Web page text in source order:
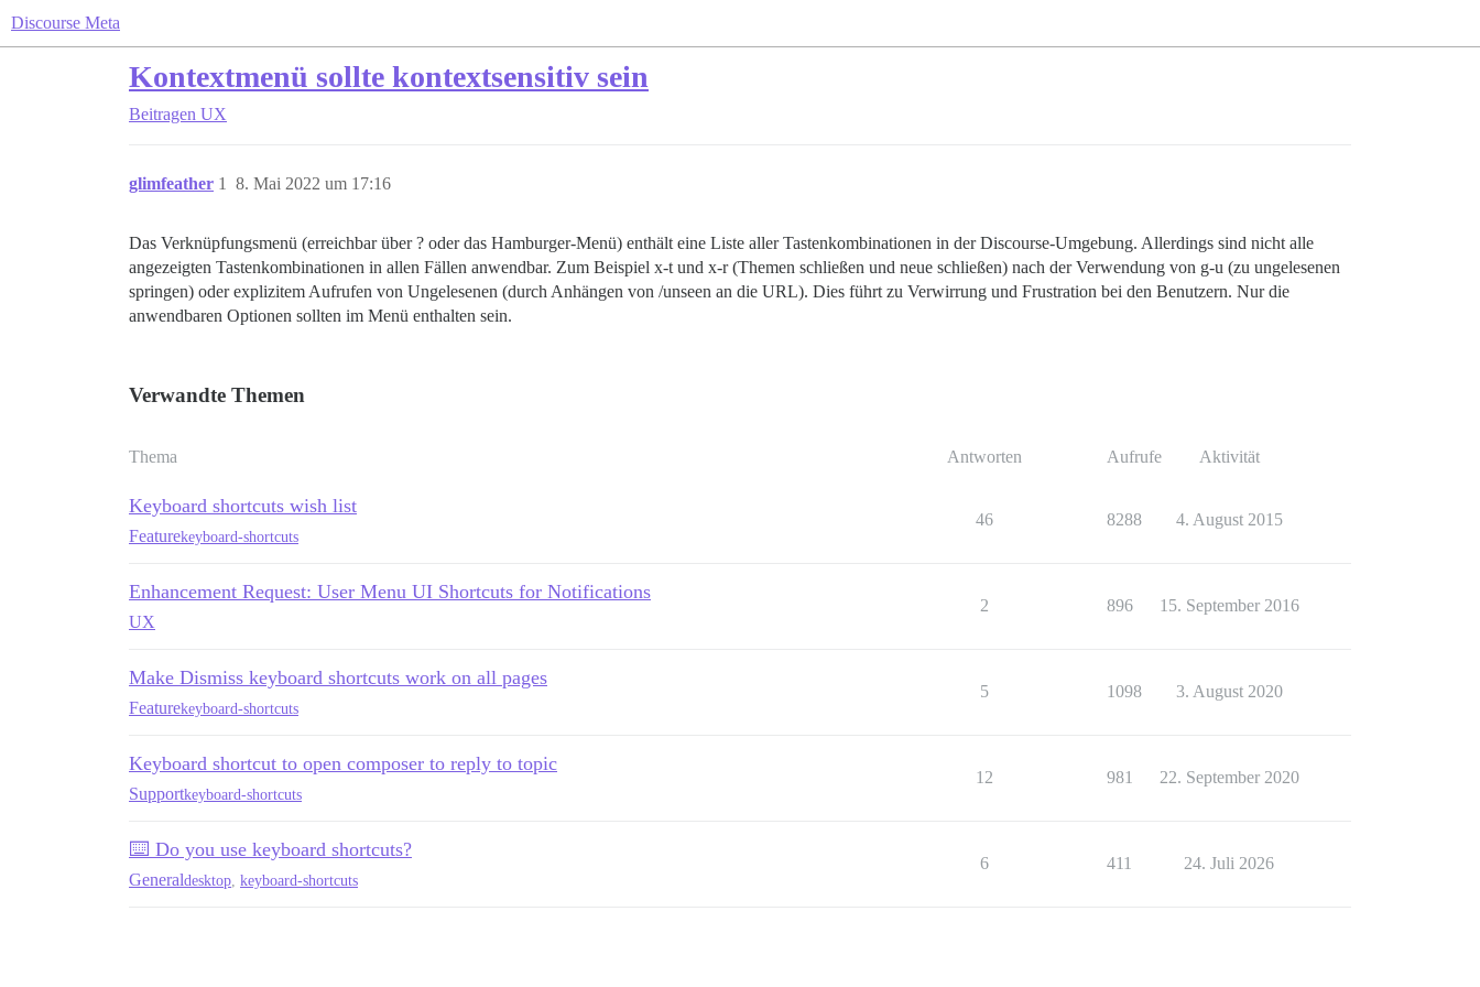
Discourse Meta
Kontextmenü sollte kontextsensitiv sein
Beitragen UX
glimfeather 8. Mai 2022 um 17:16
1
Das Verknüpfungsmenü (erreichbar über ? oder das Hamburger-Menü) enthält eine Liste aller Tastenkombinationen in der Discourse-Umgebung. Allerdings sind nicht alle
angezeigten Tastenkombinationen in allen Fällen anwendbar. Zum Beispiel x-t und x-r (Themen schließen und neue schließen) nach der Verwendung von g-u (zu ungelesenen
springen) oder explizitem Aufrufen von Ungelesenen (durch Anhängen von /unseen an die URL). Dies führt zu Verwirrung und Frustration bei den Benutzern. Nur die
anwendbaren Optionen sollten im Menü enthalten sein.
Verwandte Themen
Thema Antworten Aufrufe Aktivität
Keyboard shortcuts wish list
Featurekeyboard-shortcuts
46 8288 4. August 2015
Enhancement Request: User Menu UI Shortcuts for Notifications
UX
2 896 15. September 2016
Make Dismiss keyboard shortcuts work on all pages
Featurekeyboard-shortcuts
5 1098 3. August 2020
Keyboard shortcut to open composer to reply to topic
Supportkeyboard-shortcuts
12 981 22. September 2020
⌨️ Do you use keyboard shortcuts?
Generaldesktop keyboard-shortcuts
6 411 24. Juli 2026